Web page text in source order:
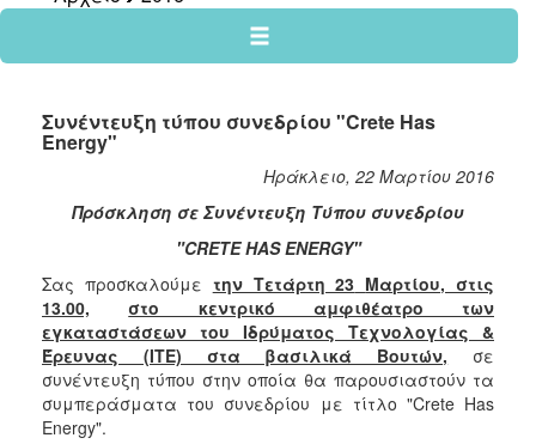
2021
2019
2017
2016
2015
2012
2011
Συνέντευξη τύπου συνεδρίου "Crete Has
Energy"
Ηράκλειο, 22 Μαρτίου 2016
Πρόσκληση σε Συνέντευξη Τύπου συνεδρίου
"CRETE HAS ENERGY"
Σας προσκαλούμε την Τετάρτη 23 Μαρτίου, στις
13.00,
στο κεντρικό αμφιθέατρο των
εγκαταστάσεων του Ιδρύματος Τεχνολογίας &
Έρευνας (ΙΤΕ) στα βασιλικά Βουτών, σε
συνέντευξη τύπου στην οποία θα παρουσιαστούν τα
συμπεράσματα του συνεδρίου με τίτλο "Crete Has
Energy".